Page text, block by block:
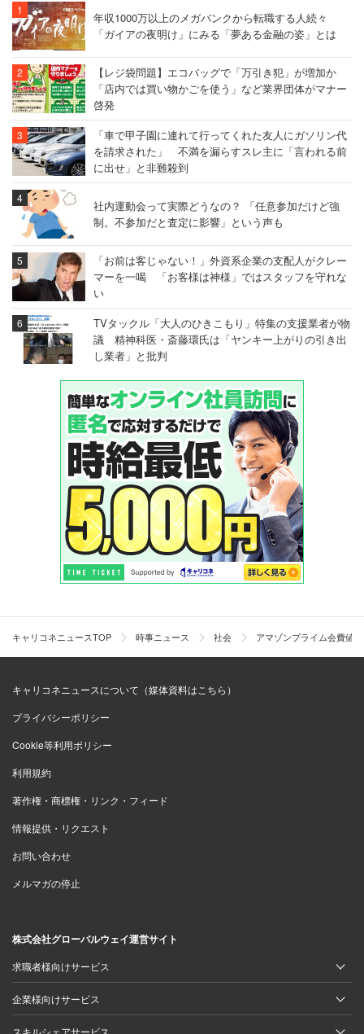
年収1000万以上のメガバンクから転職する人続々
「ガイアの夜明け」にみる「夢ある金融の姿」とは
【レジ袋問題】エコバッグで「万引き犯」が増加か
「店内では買い物かごを使う」など業界団体がマナー
啓発
「車で甲子園に連れて行ってくれた友人にガソリン代
を請求された」 不満を漏らすスレ主に「言われる前
に出せ」と非難殺到
社内運動会って実際どうなの？ 「任意参加だけど強
制。不参加だと査定に影響」という声も
「お前は客じゃない！」外資系企業の支配人がクレー
マーを一喝 「お客様は神様」ではスタッフを守れな
い
TVタックル「大人のひきこもり」特集の支援業者が物
議 精神科医・斎藤環氏は「ヤンキー上がりの引き出
し業者」と批判
キャリコネニュースTOP 時事ニュース 社会 アマゾンプライム会費値
キャリコネニュースについて（媒体資料はこちら）
プライバシーポリシー
Cookie等利用ポリシー
利用規約
著作権・商標権・リンク・フィード
情報提供・リクエスト
お問い合わせ
メルマガの停止
株式会社グローバルウェイ運営サイト
求職者様向けサービス
企業様向けサービス